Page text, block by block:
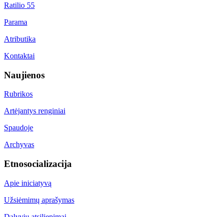
Ratilio 55
Parama
Atributika
Kontaktai
Naujienos
Rubrikos
Artėjantys renginiai
Spaudoje
Archyvas
Etnosocializacija
Apie iniciatyvą
Užsiėmimų aprašymas